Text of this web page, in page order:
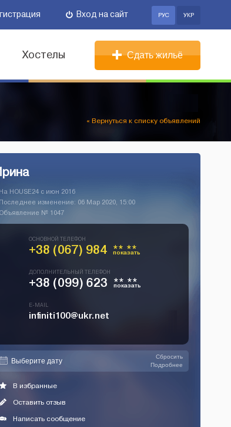
Вход на сайт РУС УКР
Хостелы Сдать жильё
« Вернуться к списку объявлений
HOUSE24 c июн 2016
изменение: 06 Мар 2020, 15:00
№ 1047
ОСНОВНОЙ ТЕЛЕФОН
+38 (067) 984 ** **
показать
ДОПОЛНИТЕЛЬНЫЙ ТЕЛЕФОН
+38 (099) 623 ** **
показать
E-MAIL
infiniti100@ukr.net
Сбросить
Подробнее
В избранные
Оставить отзыв
Написать сообщение